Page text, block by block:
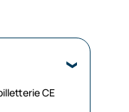
CE